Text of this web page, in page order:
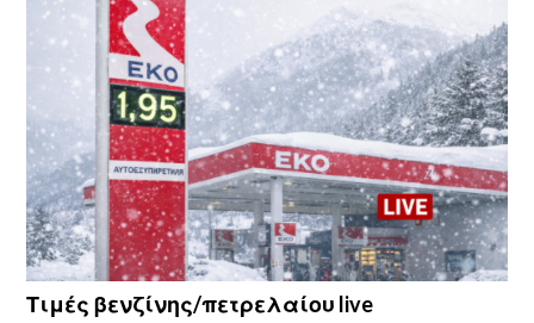
Τιμές βενζίνης/πετρελαίου live